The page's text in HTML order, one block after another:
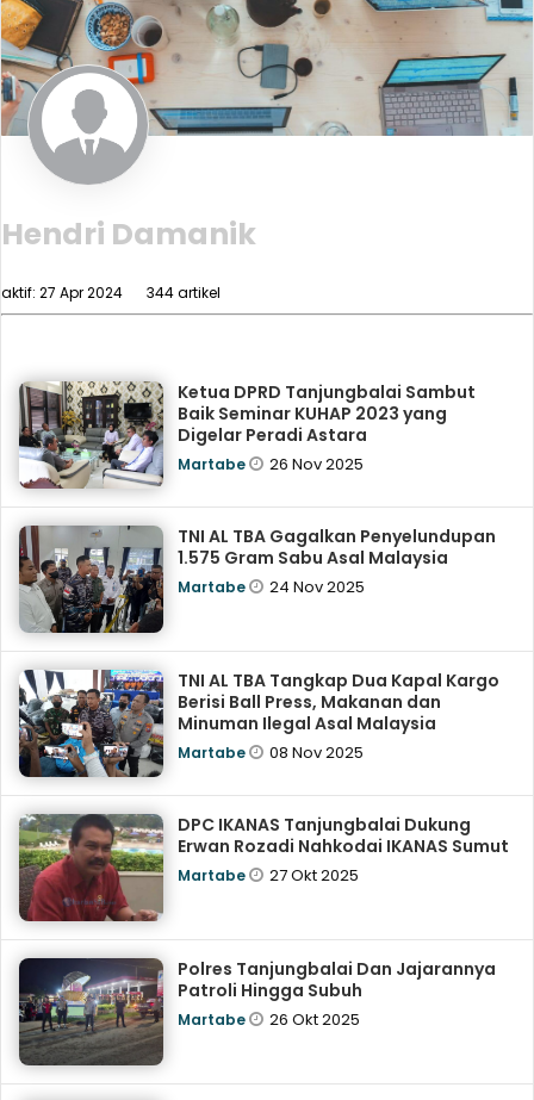
Hendri Damanik
aktif: 27 Apr 2024 344 artikel
Ketua DPRD Tanjungbalai Sambut
Baik Seminar KUHAP 2023 yang
Digelar Peradi Astara
Martabe 26 Nov 2025
TNI AL TBA Gagalkan Penyelundupan
1.575 Gram Sabu Asal Malaysia
Martabe 24 Nov 2025
TNI AL TBA Tangkap Dua Kapal Kargo
Berisi Ball Press, Makanan dan
Minuman Ilegal Asal Malaysia
Martabe 08 Nov 2025
DPC IKANAS Tanjungbalai Dukung
Erwan Rozadi Nahkodai IKANAS Sumut
Martabe 27 Okt 2025
Polres Tanjungbalai Dan Jajarannya
Patroli Hingga Subuh
Martabe 26 Okt 2025